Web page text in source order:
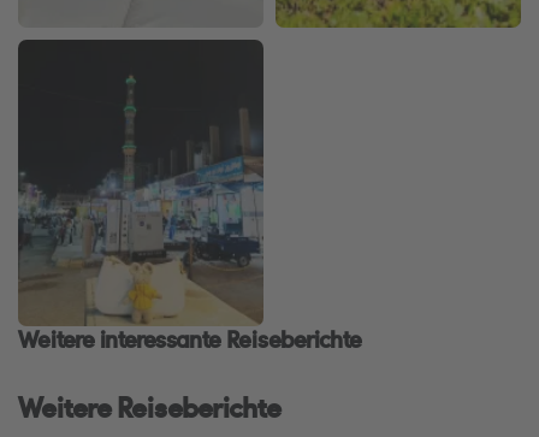
Weitere interessante Reiseberichte
Weitere Reiseberichte